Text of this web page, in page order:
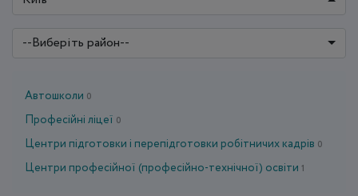
--Виберіть район--
Автошколи 0
Професійні ліцеї 0
Центри підготовки і перепідготовки робітничих кадрів 0
Центри професійної (професійно-технічної) освіти 1